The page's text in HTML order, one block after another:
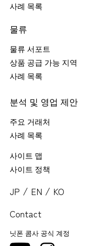
사례 목록
물류
물류 서포트
상품 공급 가능 지역
사례 목록
분석 및 영업 제안
주요 거래처
사례 목록
사이트 맵
사이트 정책
JP / EN / KO
Contact
닛폰 콤사 공식 계정